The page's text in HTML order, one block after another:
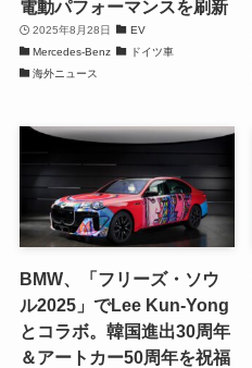
電動パフォーマンスを刷新
2025年8月28日
EV
Mercedes-Benz
ドイツ車
海外ニュース
BMW、「フリーズ・ソウ
ル2025」でLee Kun-Yong
とコラボ。韓国進出30周年
＆アートカー50周年を祝福